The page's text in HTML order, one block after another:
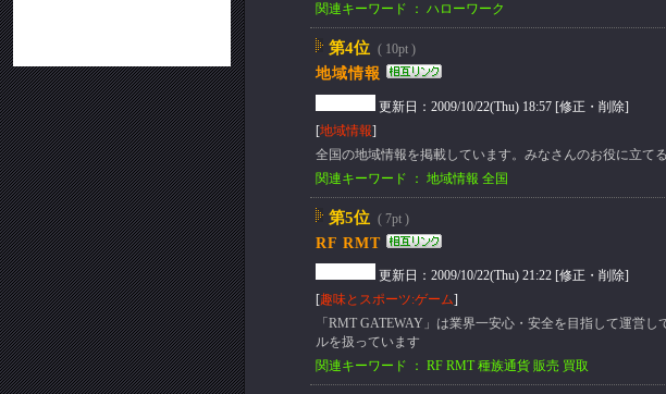
関連キーワード ： ハローワーク
第4位 ( 10pt )
地域情報
更新日：2009/10/22(Thu) 18:57 [修正・削除]
[地域情報]
全国の地域情報を掲載しています。みなさんのお役に立て
関連キーワード ： 地域情報 全国
第5位 ( 7pt )
RF RMT
更新日：2009/10/22(Thu) 21:22 [修正・削除]
[趣味とスポーツ:ゲーム]
「RMT GATEWAY」は業界一安心・安全を目指して運営
ルを扱っています
関連キーワード ： RF RMT 種族通貨 販売 買取